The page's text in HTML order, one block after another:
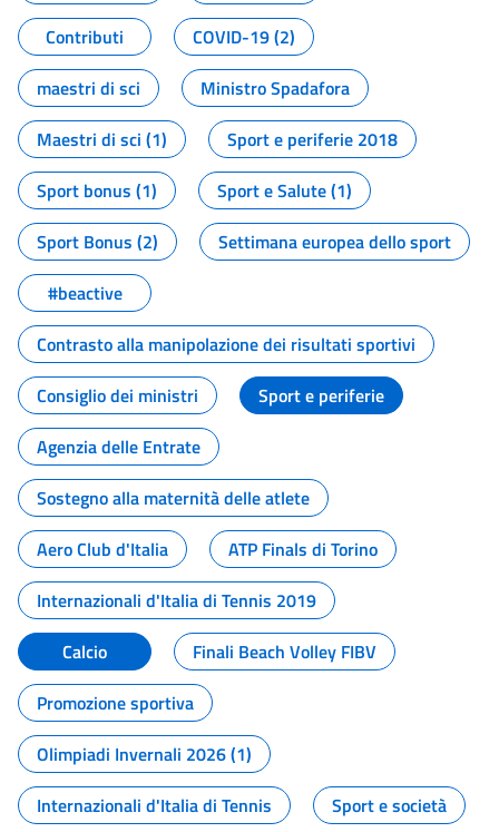
Contributi
COVID-19 (2)
maestri di sci
Ministro Spadafora
Maestri di sci (1)
Sport e periferie 2018
Sport bonus (1)
Sport e Salute (1)
Sport Bonus (2)
Settimana europea dello sport
#beactive
Contrasto alla manipolazione dei risultati sportivi
Consiglio dei ministri
Sport e periferie
Agenzia delle Entrate
Sostegno alla maternità delle atlete
Aero Club d'Italia
ATP Finals di Torino
Internazionali d'Italia di Tennis 2019
Calcio
Finali Beach Volley FIBV
Promozione sportiva
Olimpiadi Invernali 2026 (1)
Internazionali d'Italia di Tennis
Sport e società